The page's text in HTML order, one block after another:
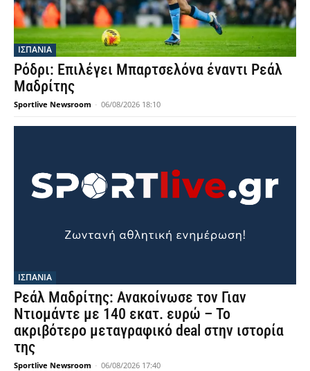
ΙΣΠΑΝΙΑ
Ρόδρι: Επιλέγει Μπαρτσελόνα έναντι Ρεάλ
Μαδρίτης
Sportlive Newsroom - 06/08/2026 18:10
ΙΣΠΑΝΙΑ
Ρεάλ Μαδρίτης: Ανακοίνωσε τον Γιαν
Ντιομάντε με 140 εκατ. ευρώ – Το
ακριβότερο μεταγραφικό deal στην ιστορία
της
Sportlive Newsroom - 06/08/2026 17:40